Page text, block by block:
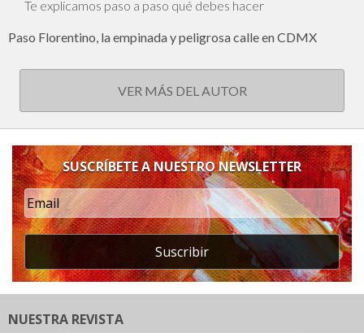
Te explicamos paso a paso qué debes hacer
Paso Florentino, la empinada y peligrosa calle en CDMX
VER MÁS DEL AUTOR
SUSCRÍBETE A NUESTRO NEWSLETTER
Suscribir
NUESTRA REVISTA